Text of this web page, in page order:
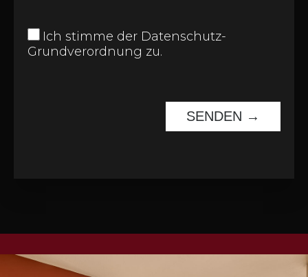
Ich stimme der Datenschutz-
Grundverordnung zu.